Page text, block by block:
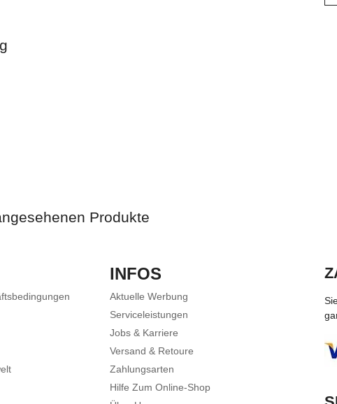
Produkte
INFOS
Aktuelle Werbung
Serviceleistungen
Jobs & Karriere
Versand & Retoure
Zahlungsarten
Hilfe Zum Online-Shop